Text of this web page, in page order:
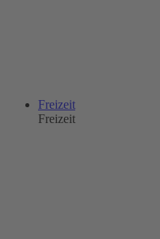
Freizeit
Freizeit